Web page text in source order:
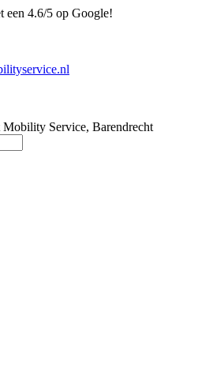
een 4.6/5 op Google!
Mobility Service, Barendrecht